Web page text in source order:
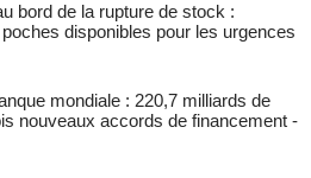
bord de la rupture de stock :
disponibles pour les urgences
mondiale : 220,7 milliards de
nouveaux accords de financement -